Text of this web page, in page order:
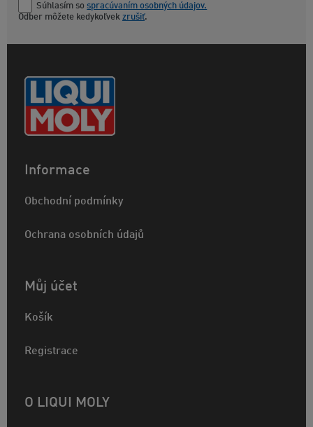
Súhlasím so spracúvaním osobných údajov.
Odber môžete kedykoľvek zrušiť.
Informace
Obchodní podmínky
Ochrana osobních údajů
Můj účet
Košík
Registrace
O LIQUI MOLY